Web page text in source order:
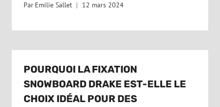
Par Emilie Sallet 12 mars 2024
POURQUOI LA FIXATION
SNOWBOARD DRAKE EST-ELLE LE
CHOIX IDÉAL POUR DES